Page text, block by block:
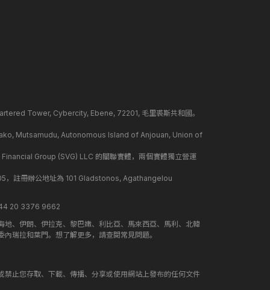
Tower, Cybercity, Ebene, 72201, 毛里裘斯共和國。
Mutsamudu, Autonomous Island of Anjouan, Union of
Group (SVG) LLC 的關聯實體，兩個實體獨立營運
，註冊辦公地址為 101 Gladstonos, Agathangelou
20 3376 9662
、伊朗、伊拉克、黎巴嫩、利比亞、馬來西亞、馬利、北韓
瑞拉和葉門。想了解更多，請查閱常見問題。
止您存取、下載、傳播、分享或使用網站上發布的任何文件